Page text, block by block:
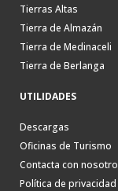
Tierras Altas
Tierra de Almazán
Tierra de Medinaceli
Tierra de Berlanga
UTILIDADES
Descargas
Oficinas de Turismo
Contacta con
Política de privacidad